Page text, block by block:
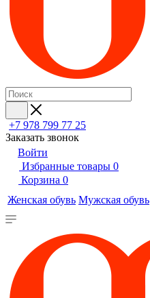
+7 978 799 77 25
Заказать звонок
Войти
Избранные товары 0
Корзина 0
Женская обувь Мужская обувь